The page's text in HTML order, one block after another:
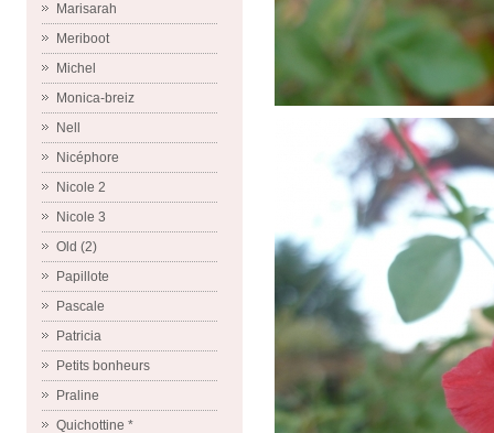
Marisarah
Meriboot
Michel
Monica-breiz
Nell
Nicéphore
Nicole 2
Nicole 3
Old (2)
Papillote
Pascale
Patricia
Petits bonheurs
Praline
Quichottine *